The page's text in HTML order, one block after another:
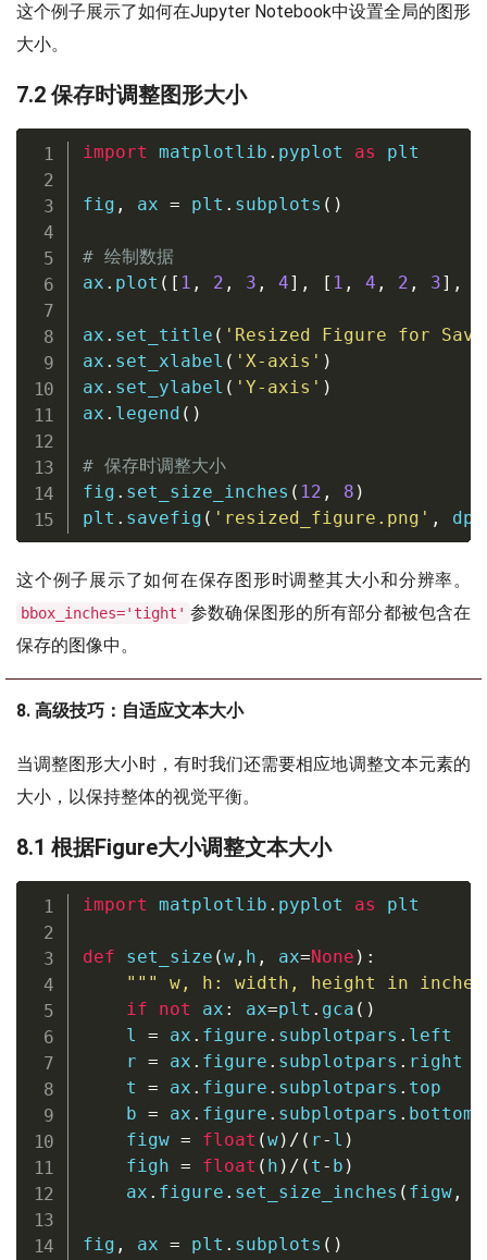
这个例子展示了如何在Jupyter Notebook中设置全局的图形
大小。
7.2 保存时调整图形大小
import matplotlib . pyplot as plt
fig , ax = plt . subplots ( )
# 绘制数据
ax . plot ( [ 1 , 2 , 3 , 4] , [ 1 , 4 , 2 , 3] ,
ax . set_title ( 'Resized Figure for
ax . set_xlabel ( 'X-axis' )
ax . set_ylabel ( 'Y-axis' )
ax . legend ( )
# 保存时调整大小
fig . set_size_inches ( 12 , 8 )
plt . savefig ( 'resized_figure.png' , dpi
这个例子展示了如何在保存图形时调整其大小和分辨率。
bbox_inches='tight' 参数确保图形的所有部分都被包含在
保存的图像中。
8. 高级技巧：自适应文本大小
当调整图形大小时，有时我们还需要相应地调整文本元素的
大小，以保持整体的视觉平衡。
8.1 根据Figure大小调整文本大小
import matplotlib . pyplot as plt
def set_size (w, h , ax=None ) :
""" w, h: width, height in
if
not ax : ax=plt . gca ( )
    l
= ax . figure . subplotpars . left
    r
= ax . figure . subplotpars . right
    t
= ax . figure . subplotpars . top
    b
= ax . figure . subplotpars . bottom
    figw
= float (w) / ( r- l )
    figh
= float ( h ) / ( t - b )
    ax
. figure . set_size_inches ( figw,
fig , ax = plt . subplots ( )